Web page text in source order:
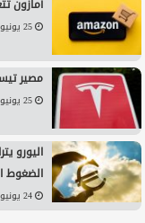
أمازون
25 يونيو, 2026 9:48 م
مصير
25 يونيو, 2026 8:11 م
اليورو
الضغوط
24 يونيو, 2026 11:28 م